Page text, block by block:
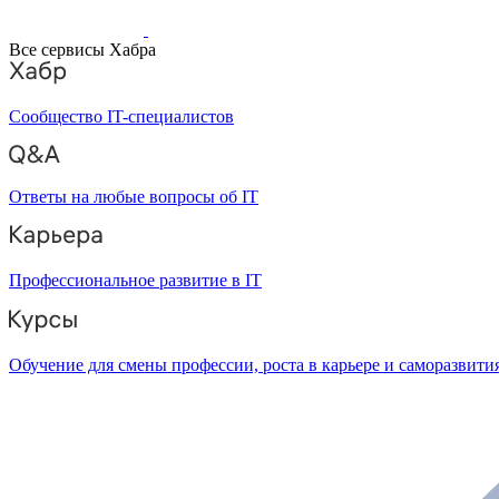
Все сервисы Хабра
Сообщество IT-специалистов
Ответы на любые вопросы об IT
Профессиональное развитие в IT
Обучение для смены профессии, роста в карьере и